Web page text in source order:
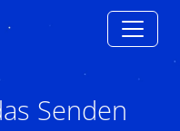
Senden